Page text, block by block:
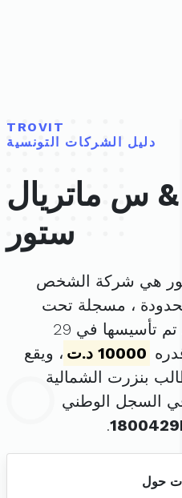
TROVIT
دليل الشركات التونسية
س ماتريال
ستور
هي شركة الشخص
، مسجلة تحت
. تم تأسيسها في 29
10000 د.ت
، ويقع
بنزرت الشمالية
السجل الوطني
.
حول